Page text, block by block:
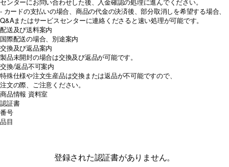
- カードの支払いの場合、商品の代金の決済後、部分取消しを希望する場合、
Q&Aまたはサービスセンターに連絡くださると速い処理が可能です。
配送及び送料案内
国際配送の場合、別途案内
交換及び返品案内
製品未開封の場合は交換及び返品が可能です。
交換/返品不可案内
特殊仕様や注文生産品は交換または返品が不可能ですので、
注文の際、ご注意ください。
商品情報 資料室
認証書
番号
品目
登録された認証書がありません。